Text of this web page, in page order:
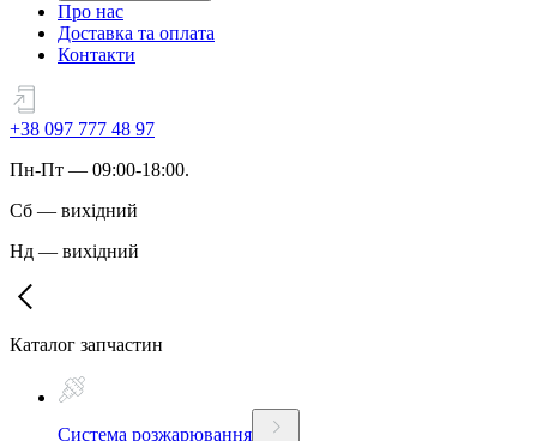
Про нас
Доставка та оплата
Контакти
+38 097 777 48 97
Пн-Пт — 09:00-18:00.
Сб — вихідний
Нд — вихідний
Каталог запчастин
Система розжарювання